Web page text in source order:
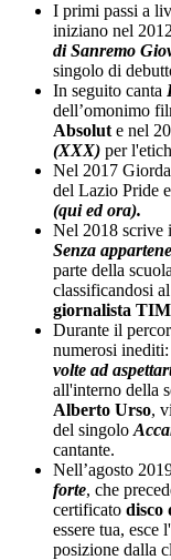
I primi passi a
iniziano nel
di Sanremo
singolo di
In seguito canta
dell’omonimo
Absolut e nel
(XXX) per
Nel 2017
del Lazio Pride
(qui ed ora).
Nel 2018 scrive
Senza
parte della
classificandosi
giornalista
Durante il
numerosi inediti:
volte ad
all'interno della
Alberto Urso,
del singolo
cantante.
Nell’agosto
forte, che
certificato disco
essere tua, esce
posizione dalla